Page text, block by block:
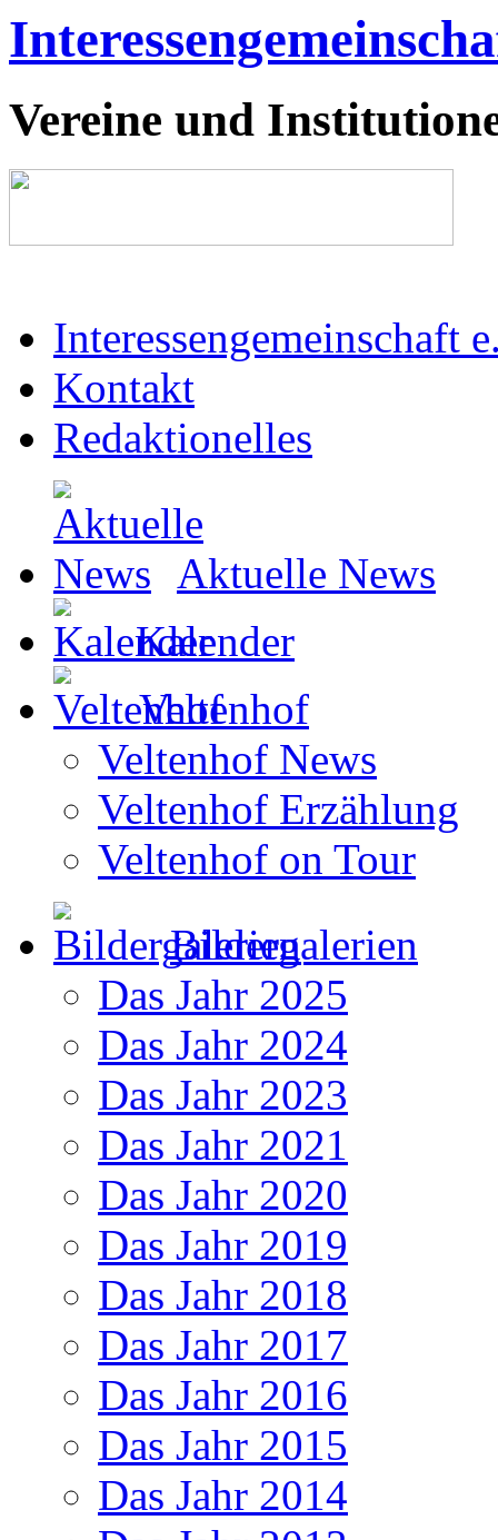
Vereine und
Interessengemeinschaft
Kontakt
Redaktionelles
Aktuelle News
Kalender
Veltenhof
Veltenhof News
Veltenhof Erzählung
Veltenhof on Tour
Bildergalerien
Das Jahr 2025
Das Jahr 2024
Das Jahr 2023
Das Jahr 2021
Das Jahr 2020
Das Jahr 2019
Das Jahr 2018
Das Jahr 2017
Das Jahr 2016
Das Jahr 2015
Das Jahr 2014